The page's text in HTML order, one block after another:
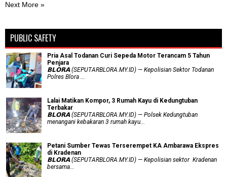
Next More »
PUBLIC SAFETY
Pria Asal Todanan Curi Sepeda Motor Terancam 5 Tahun
Penjara
𝗕𝗟𝗢𝗥𝗔 (SEPUTARBLORA.MY.ID) — Kepolisian Sektor Todanan
Polres Blora ...
Lalai Matikan Kompor, 3 Rumah Kayu di Kedungtuban
Terbakar
𝗕𝗟𝗢𝗥𝗔 (SEPUTARBLORA.MY.ID) — Polsek Kedungtuban
menangani kebakaran 3 rumah kayu...
Petani Sumber Tewas Terserempet KA Ambarawa Ekspres
di Kradenan
𝗕𝗟𝗢𝗥𝗔 (SEPUTARBLORA.MY.ID) — Kepolisian sektor Kradenan
bersama...